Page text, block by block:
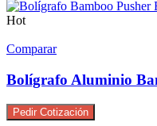
Hot
Comparar
Bolígrafo Aluminio
Pedir Cotización